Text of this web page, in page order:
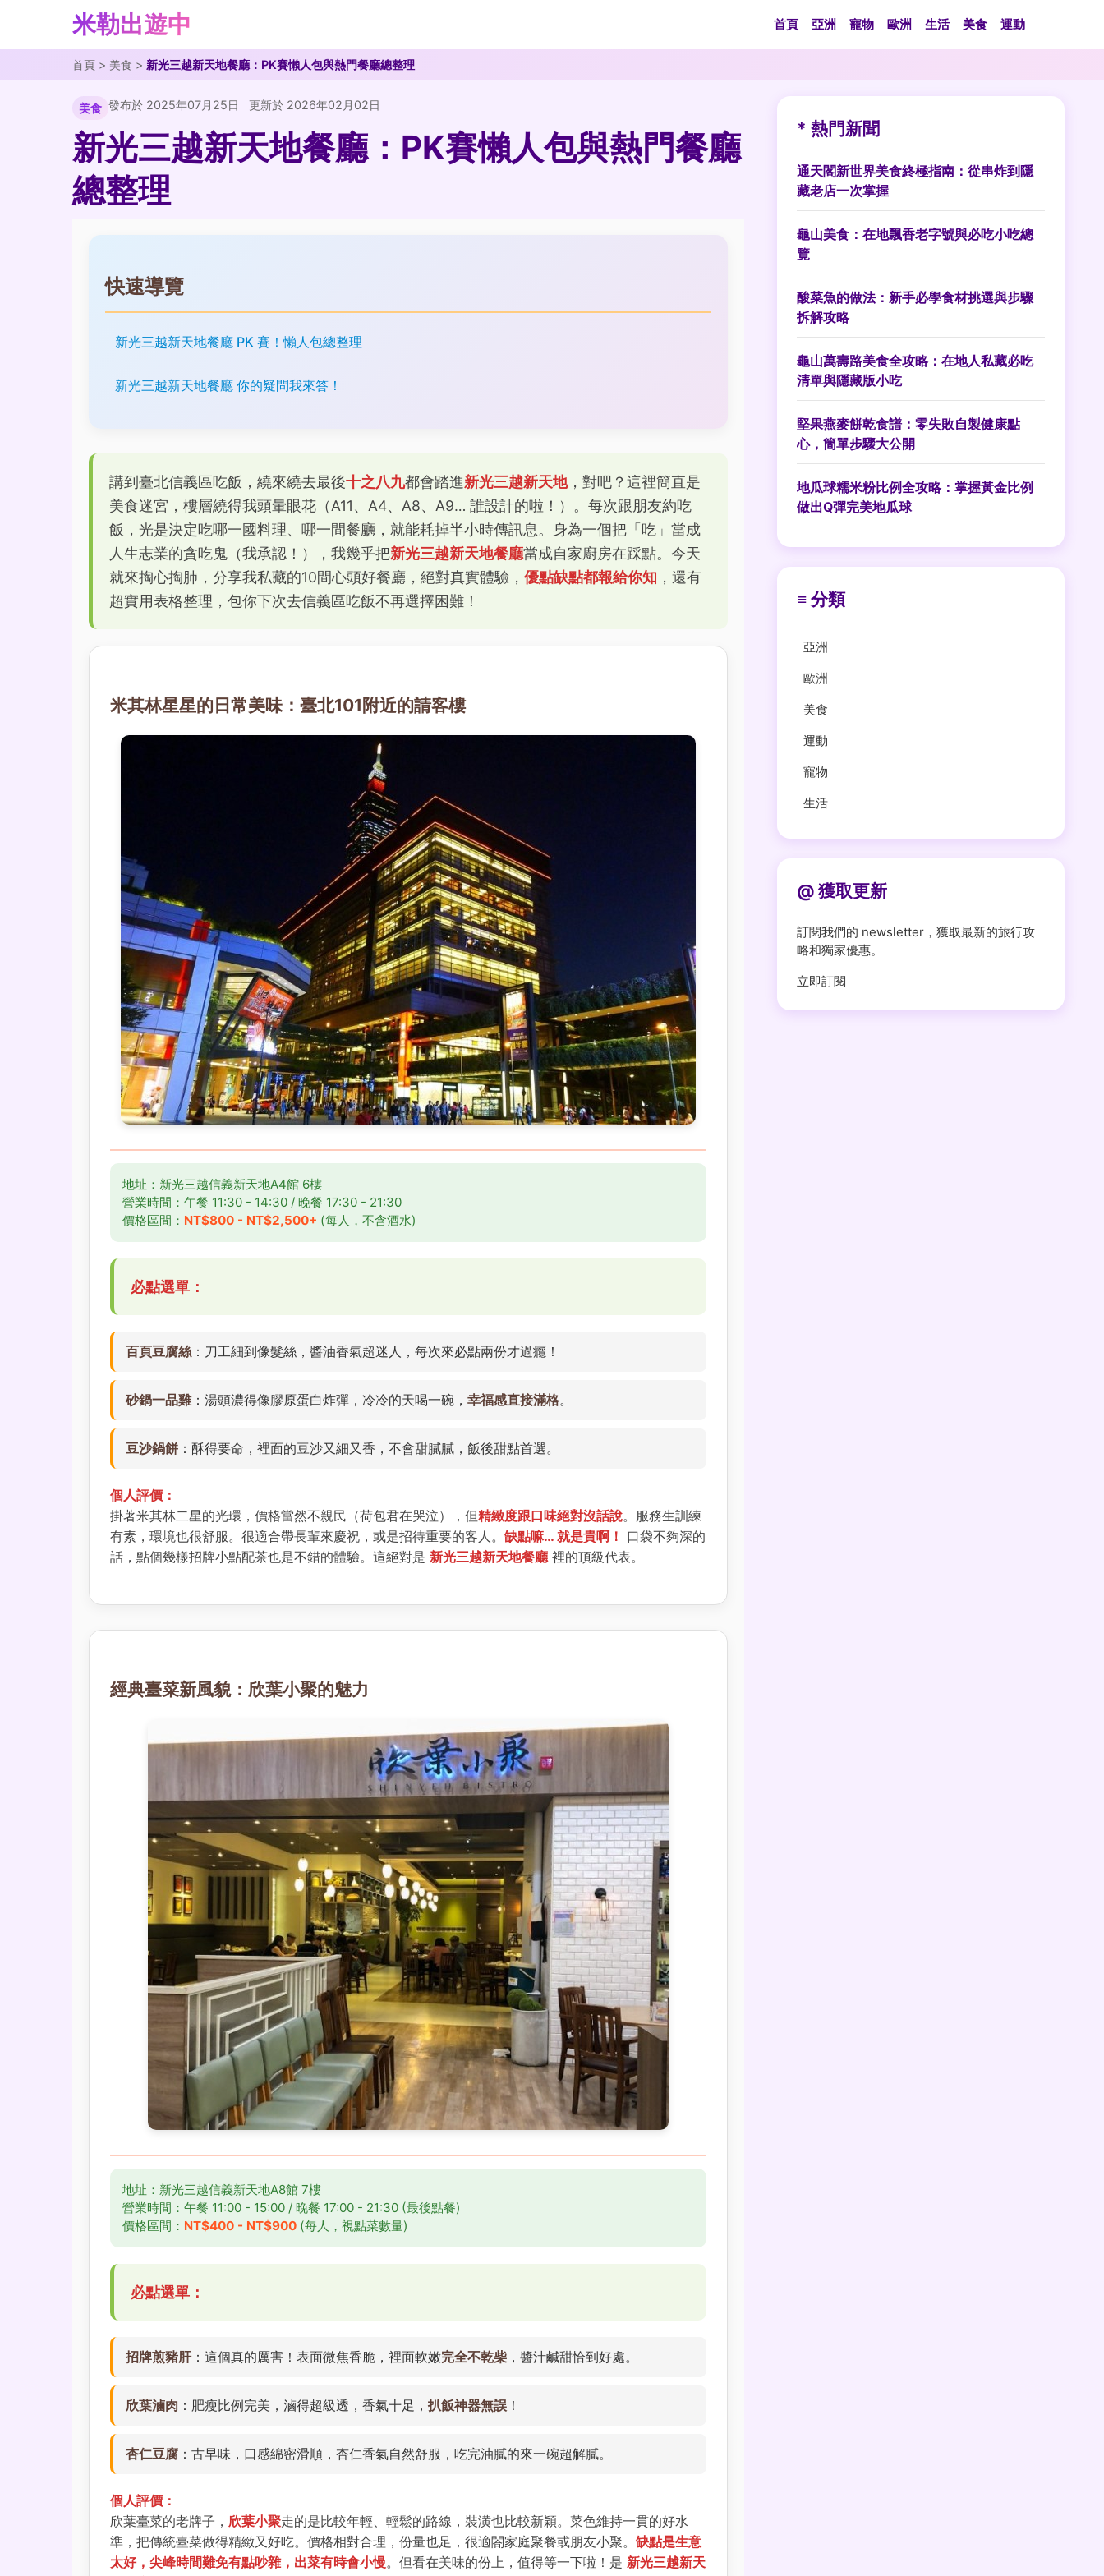
米勒出遊中 首頁 亞洲 寵物 歐洲 生活 美食 運動
首頁 > 美食 > 新光三越新天地餐廳：PK賽懶人包與熱門餐廳總整理
美食 發布於 2025年07月25日 更新於 2026年02月02日
新光三越新天地餐廳：PK賽懶人包與熱門餐廳
總整理
快速導覽
新光三越新天地餐廳 PK 賽！懶人包總整理
新光三越新天地餐廳 你的疑問我來答！
講到臺北信義區吃飯，繞來繞去最後十之八九都會踏進新光三越新天地，對吧？這裡簡直是
美食迷宮，樓層繞得我頭暈眼花（A11、A4、A8、A9… 誰設計的啦！）。每次跟朋友約吃
飯，光是決定吃哪一國料理、哪一間餐廳，就能耗掉半小時傳訊息。身為一個把「吃」當成
人生志業的貪吃鬼（我承認！），我幾乎把新光三越新天地餐廳當成自家廚房在踩點。今天
就來掏心掏肺，分享我私藏的10間心頭好餐廳，絕對真實體驗， 優點缺點都報給你知 ，還有
超實用表格整理，包你下次去信義區吃飯不再選擇困難！
米其林星星的日常美味：臺北101附近的請客樓
地址：新光三越信義新天地A4館 6樓
營業時間：午餐 11:30 - 14:30 / 晚餐 17:30 - 21:30
價格區間： NT$800 - NT$2,500+ (每人，不含酒水)
必點選單：
百頁豆腐絲 ：刀工細到像髮絲，醬油香氣超迷人，每次來必點兩份才過癮！
砂鍋一品雞：湯頭濃得像膠原蛋白炸彈，冷冷的天喝一碗， 幸福感直接滿格。
豆沙鍋餅 ：酥得要命，裡面的豆沙又細又香，不會甜膩膩，飯後甜點首選。
個人評價：
掛著米其林二星的光環，價格當然不親民（荷包君在哭泣），但精緻度跟口味絕對沒話說。服務生訓練
有素，環境也很舒服。很適合帶長輩來慶祝，或是招待重要的客人。 缺點嘛… 就是貴啊！ 口袋不夠深的
話，點個幾樣招牌小點配茶也是不錯的體驗。這絕對是 新光三越新天地餐廳裡的頂級代表。
經典臺菜新風貌：欣葉小聚的魅力
地址：新光三越信義新天地A8館 7樓
營業時間：午餐 11:00 - 15:00 / 晚餐 17:00 - 21:30 (最後點餐)
價格區間： NT$400 - NT$900 (每人，視點菜數量)
必點選單：
招牌煎豬肝：這個真的厲害！表面微焦香脆，裡面軟嫩完全不乾柴 ，醬汁鹹甜恰到好處。
欣葉滷肉 ：肥瘦比例完美，滷得超級透，香氣十足， 扒飯神器無誤 ！
杏仁豆腐 ：古早味，口感綿密滑順，杏仁香氣自然舒服，吃完油膩的來一碗超解膩。
個人評價：
欣葉臺菜的老牌子， 欣葉小聚走的是比較年輕、輕鬆的路線，裝潢也比較新穎。菜色維持一貫的好水
準，把傳統臺菜做得精緻又好吃。價格相對合理，份量也足，很適閤家庭聚餐或朋友小聚。 缺點是生意
太好，尖峰時間難免有點吵雜，出菜有時會小慢。但看在美味的份上，值得等一下啦！是 新光三越新天
* 熱門新聞
通天閣新世界美食終極指南：從串炸到隱
藏老店一次掌握
龜山美食：在地飄香老字號與必吃小吃總
覽
酸菜魚的做法：新手必學食材挑選與步驟
拆解攻略
龜山萬壽路美食全攻略：在地人私藏必吃
清單與隱藏版小吃
堅果燕麥餅乾食譜：零失敗自製健康點
心，簡單步驟大公開
地瓜球糯米粉比例全攻略：掌握黃金比例
做出Q彈完美地瓜球
≡ 分類
亞洲
歐洲
美食
運動
寵物
生活
@ 獲取更新
訂閱我們的 newsletter，獲取最新的旅行攻
略和獨家優惠。
立即訂閱